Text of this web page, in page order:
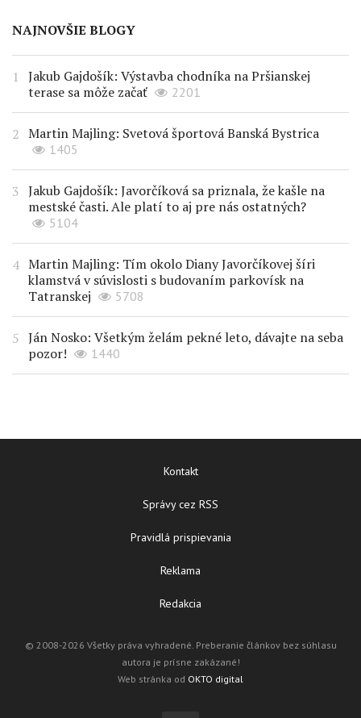
NAJNOVŠIE BLOGY
Jakub Gajdošík: Výstavba chodníka na Pršianskej
terase sa môže začať
2201
Martin Majling: Svetová športová Banská Bystrica
1405
Jakub Gajdošík: Javorčíková sa priznala, že kašle na
mestské časti. Ale platí to aj pre nás ostatných?
5104
Martin Majling: Tím okolo Diany Javorčíkovej šíri
klamstvá v súvislosti s budovaním parkovísk na
Tatranskej
5708
Ján Nosko: Všetkým želám pekné leto, dávajte na seba
pozor!
1440
Kontakt
Správy cez RSS
Pravidlá prispievania
Reklama
Redakcia
© 2008-2026 Všetky práva vyhradené. Preberanie článkov bez súhlasu
autora je prísne zakázané!
Web stránka od OKTO digital